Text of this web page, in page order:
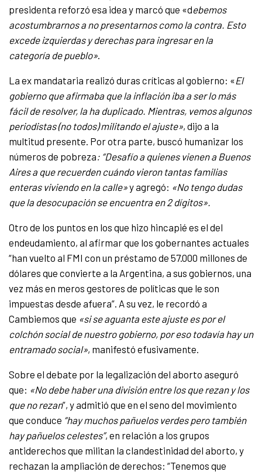
presidenta reforzó esa idea y marcó que «debemos
acostumbrarnos a no presentarnos como la contra. Esto
excede izquierdas y derechas para ingresar en la
categoría de pueblo».
La ex mandataria realizó duras críticas al gobierno: «El
gobierno que afirmaba que la inflación iba a ser lo más
fácil de resolver, la ha duplicado. Mientras, vemos algunos
periodistas (no todos) militando el ajuste», dijo a la
multitud presente. Por otra parte, buscó humanizar los
números de pobreza: “Desafío a quienes vienen a Buenos
Aires a que recuerden cuándo vieron tantas familias
enteras viviendo en la calle»y agregó: «No tengo dudas
que la desocupación se encuentra en 2 dígitos».
Otro de los puntos en los que hizo hincapié es el del
endeudamiento, al afirmar que los gobernantes actuales
“han vuelto al FMI con un préstamo de 57.000 millones de
dólares que convierte a la Argentina, a sus gobiernos, una
vez más en meros gestores de políticas que le son
impuestas desde afuera”. A su vez, le recordó a
Cambiemos que «si se aguanta este ajuste es por el
colchón social de nuestro gobierno, por eso todavía hay un
entramado social», manifestó efusivamente.
Sobre el debate por la legalización del aborto aseguró
que: «No debe haber una división entre los que rezan y los
que no rezan”, y admitió que en el seno del movimiento
que conduce “hay muchos pañuelos verdes pero también
hay pañuelos celestes”, en relación a los grupos
antiderechos que militan la clandestinidad del aborto, y
rechazan la ampliación de derechos: “Tenemos que